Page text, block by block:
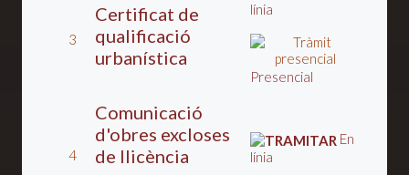
3
Certificat de
qualificació
urbanística
línia
Presencial
4
Comunicació
d'obres excloses
de llicència
En
línia